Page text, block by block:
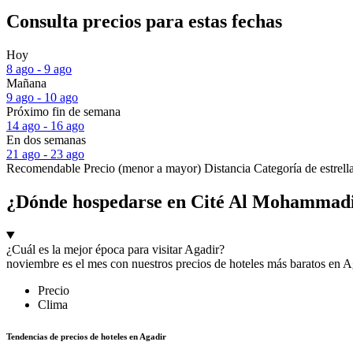
Consulta precios para estas fechas
Hoy
8 ago - 9 ago
Mañana
9 ago - 10 ago
Próximo fin de semana
14 ago - 16 ago
En dos semanas
21 ago - 23 ago
Recomendable Precio (menor a mayor) Distancia Categoría de
¿Dónde hospedarse en Cité Al
¿Cuál es la mejor época para visitar Agadir?
noviembre es el mes con nuestros precios de hoteles más baratos en
Precio
Clima
Tendencias de precios de hoteles en Agadir